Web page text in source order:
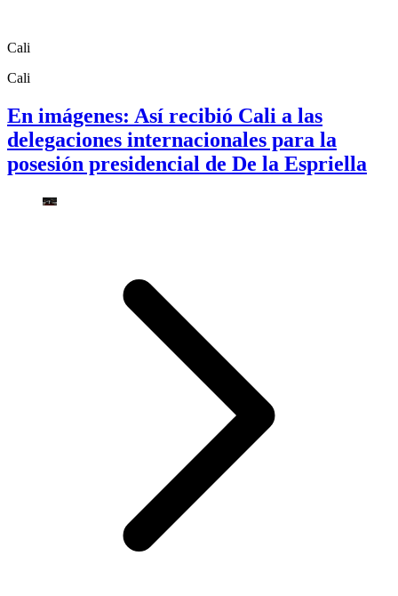
Cali
Cali
En imágenes: Así recibió Cali a las
delegaciones internacionales para la
posesión presidencial de De la Espriella